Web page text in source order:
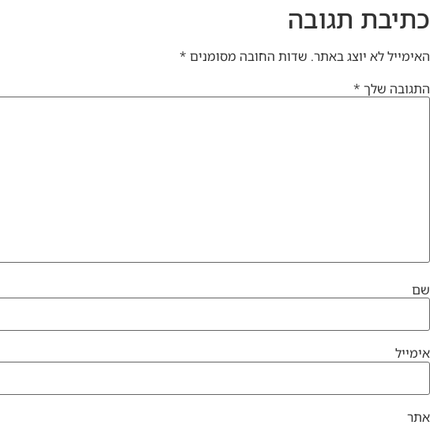
כתיבת תגובה
האימייל לא יוצג באתר. שדות החובה מסומנים *
התגובה שלך *
שם
אימייל
אתר